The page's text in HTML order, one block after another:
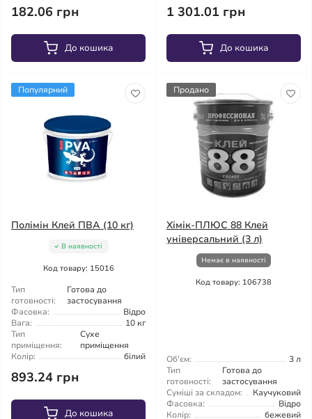
182.06 грн
До кошика
1 301.01 грн
До кошика
Популярний
Полімін Клей ПВА (10 кг)
В наявності
Код товару: 15016
Тип
готовності:
Готова до
застосування
Фасовка:
Відро
Вага:
10 кг
Тип
приміщення:
Сухе
приміщення
Колір:
білий
893.24 грн
До кошика
Продано
Хімік-ПЛЮС 88 Клей
універсальний (3 л)
Немає в наявності
Код товару: 106738
Об'єм:
3 л
Тип
готовності:
Готова до
застосування
Суміші за складом:
Каучуковий
Фасовка:
Відро
Колір:
бежевий